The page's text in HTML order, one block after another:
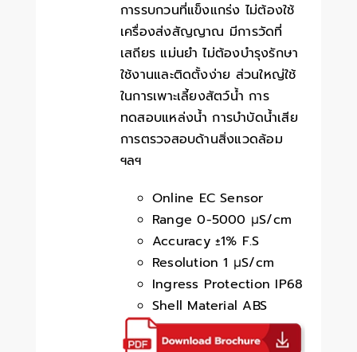
การรบกวนที่แข็งแกร่ง ไม่ต้องใช้
เครื่องส่งสัญญาณ มีการวัดที่
เสถียร แม่นยำ ไม่ต้องบำรุงรักษา
ใช้งานและติดตั้งง่าย ส่วนใหญ่ใช้
ในการเพาะเลี้ยงสัตว์น้ำ การ
ทดสอบแหล่งน้ำ การบำบัดน้ำเสีย
การตรวจสอบด้านสิ่งแวดล้อม
ฯลฯ
Online EC Sensor
Range 0-5000 µS/cm
Accuracy ±1% F.S
Resolution 1 µS/cm
Ingress Protection IP68
Shell Material ABS